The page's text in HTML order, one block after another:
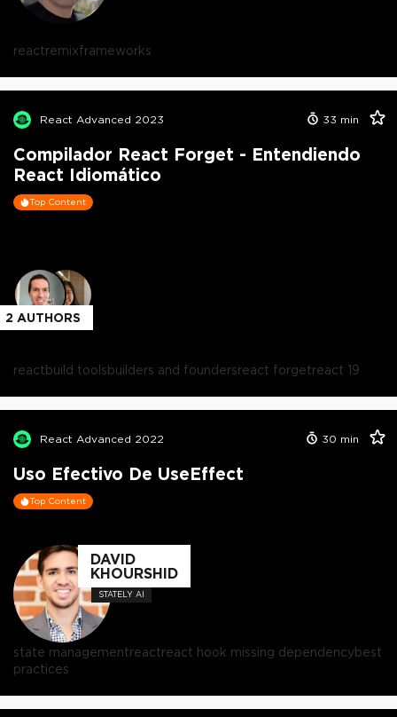
reactremixframeworks
React Advanced 2023 33 min
Compilador React Forget - Entendiendo
React Idiomático
Top Content
2 AUTHORS
reactbuild toolsbuilders and foundersreact forgetreact 19
React Advanced 2022 30 min
Uso Efectivo De UseEffect
Top Content
DAVID
KHOURSHID
STATELY AI
state managementreactreact hook missing dependencybest
practices